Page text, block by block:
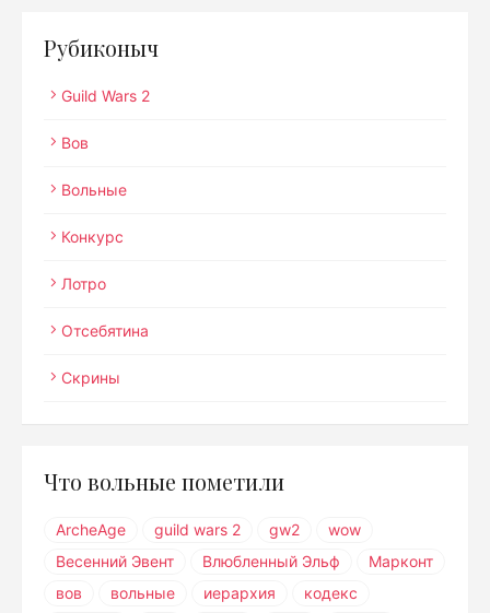
Рубиконыч
Guild Wars 2
Вов
Вольные
Конкурс
Лотро
Отсебятина
Скрины
Что вольные пометили
ArcheAge guild wars 2 gw2
wow
Весенний Эвент
Влюбленный Эльф
Марконт
вов
вольные иерархия кодекс